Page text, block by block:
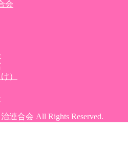
）
連合会 All Rights Reserved.